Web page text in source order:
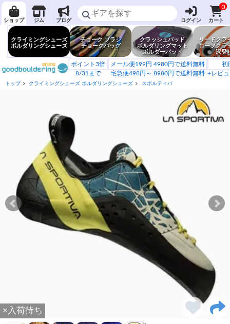
ショップ ジム ブログ ログイン
0
カート
クライミングシューズ
ボルダリングシューズ
チョーク ブラシ
チョークバッグ
クラッシュパッド
ボルダリングマット
ボルダーパッド
リードクラ
ロープクラ
沢登
ポイント3倍
8/31まで
メール便199円 4980円で送料無料
宅急便498円～ 8980円で送料無料
初
+レビ
トップ クライミングシューズ ボルダリングシューズ スポルティバ
×入荷待ち